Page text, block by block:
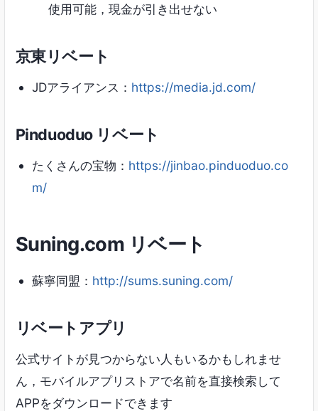
使用可能，現金が引き出せない
京東リベート
JDアライアンス： https://media.jd.com/
Pinduoduo リベート
たくさんの宝物： https://jinbao.pinduoduo.co
m/
Suning.com リベート
蘇寧同盟： http://sums.suning.com/
リベートアプリ
公式サイトが見つからない人もいるかもしれませ
ん，モバイルアプリストアで名前を直接検索して
APPをダウンロードできます